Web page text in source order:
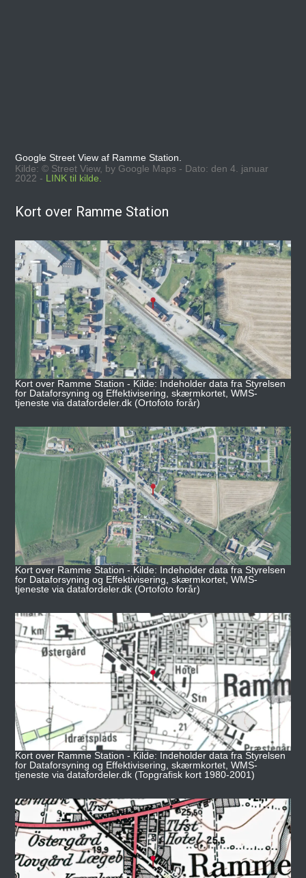
Google Street View af Ramme Station.
Kilde: © Street View, by Google Maps - Dato: den 4. januar
2022 - LINK til kilde.
Kort over Ramme Station
Kort over Ramme Station - Kilde: Indeholder data fra Styrelsen
for Dataforsyning og Effektivisering, skærmkortet, WMS-
tjeneste via datafordeler.dk (Ortofoto forår)
Kort over Ramme Station - Kilde: Indeholder data fra Styrelsen
for Dataforsyning og Effektivisering, skærmkortet, WMS-
tjeneste via datafordeler.dk (Ortofoto forår)
Kort over Ramme Station - Kilde: Indeholder data fra Styrelsen
for Dataforsyning og Effektivisering, skærmkortet, WMS-
tjeneste via datafordeler.dk (Topgrafisk kort 1980-2001)